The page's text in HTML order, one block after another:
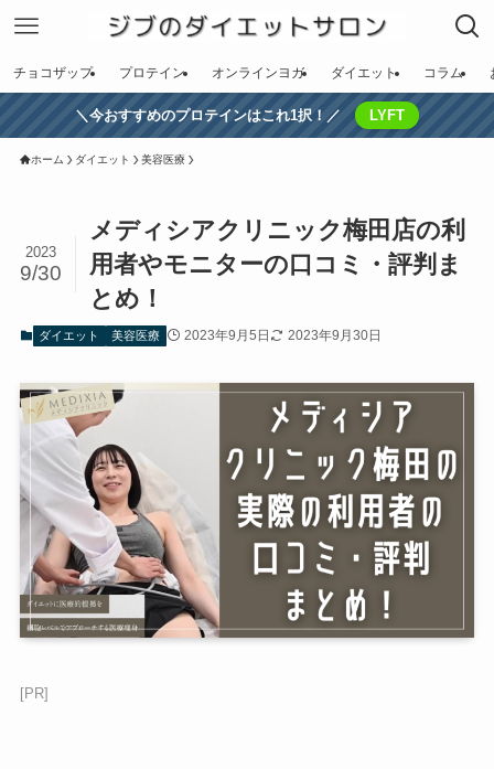
チョコザップ プロテイン オンラインヨガ ダイエット コラム
＼今おすすめのプロテインはこれ1択！／ LYFT
ホーム ダイエット 美容医療
メディシアクリニック梅田店の利
用者やモニターの口コミ・評判ま
とめ！
2023
9/30
ダイエット 美容医療 2023年9月5日 2023年9月30日
[PR]